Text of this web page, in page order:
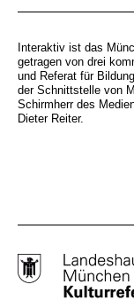
Interaktiv ist das
getragen von drei
und Referat für
der Schnittstelle von
Schirmherr des
Dieter Reiter.